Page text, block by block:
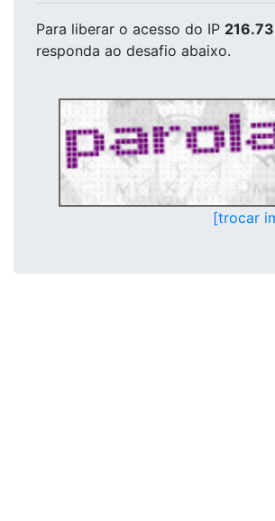
Para liberar o acesso do IP
responda ao desafio abaixo.
[trocar